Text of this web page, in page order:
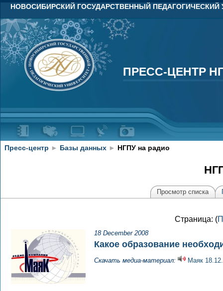
НОВОСИБИРСКИЙ ГОСУДАРСТВЕННЫЙ ПЕДАГОГИЧЕСКИЙ
ПРЕСС-ЦЕНТР
ПРЕСС-ЦЕНТР
Пресс-центр ► Базы данных ► НГПУ на радио
Просмотр списка
Страница: (
18 December 2008
Какое образование
Скачать медиа-материал: Маяк